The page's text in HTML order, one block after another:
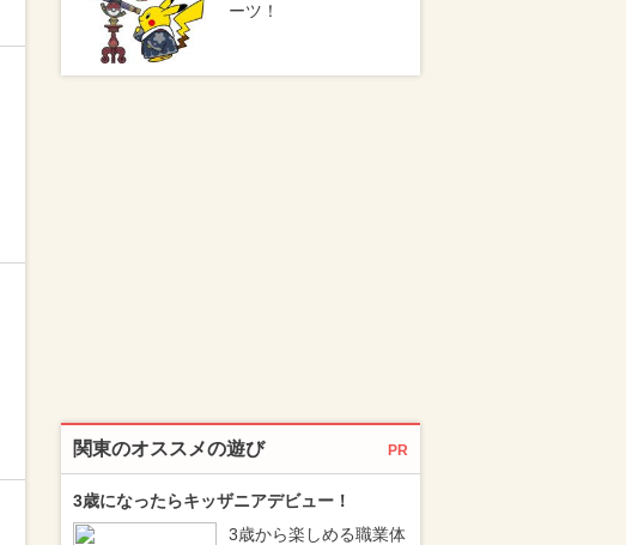
ーツ！
関東のオススメの遊び PR
3歳になったらキッザニアデビュー！
3歳から楽しめる職業体